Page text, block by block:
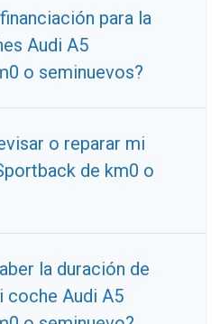
para la
Audi A5
o seminuevos?
o reparar mi
de km0 o
la duración de
coche Audi A5